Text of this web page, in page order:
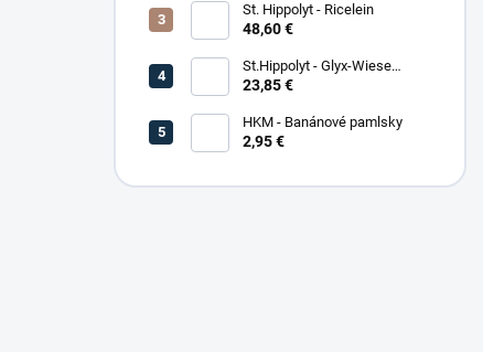
St. Hippolyt - Ricelein
48,60 €
St.Hippolyt - Glyx-Wiese
Seniorfaser
23,85 €
HKM - Banánové pamlsky
2,95 €